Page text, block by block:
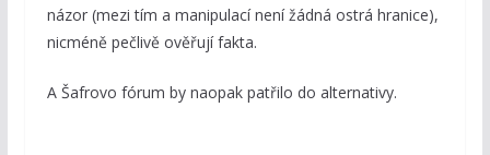
názor (mezi tím a manipulací není žádná ostrá hranice),
nicméně pečlivě ověřují fakta.
A Šafrovo fórum by naopak patřilo do alternativy.